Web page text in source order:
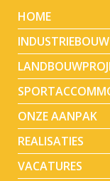
HOME
INDUSTRIEBOUW
ONZE AANPAK
REALISATIES
VACATURES